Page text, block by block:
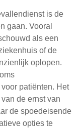
is de
gaan. Vooral
als een
of de
oplopen.
patiënten. Het
de ernst van
de spoedeisende
opties te